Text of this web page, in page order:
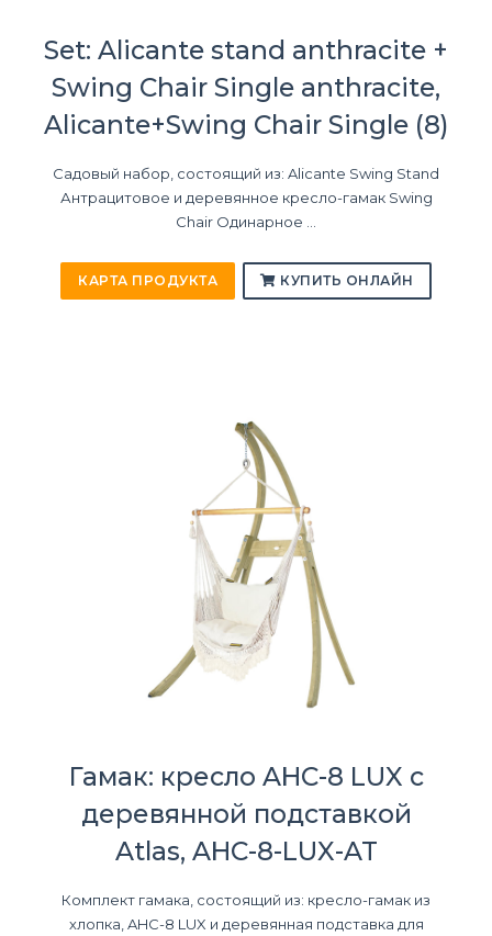
Set: Alicante stand anthracite +
Swing Chair Single anthracite,
Alicante+Swing Chair Single (8)
Садовый набор, состоящий из: Alicante Swing Stand
Антрацитовое и деревянное кресло-гамак Swing
Chair Одинарное ...
КАРТА ПРОДУКТА КУПИТЬ ОНЛАЙН
Гамак: кресло AHC-8 LUX с
деревянной подставкой
Atlas, AHC-8-LUX-AT
Комплект гамака, состоящий из: кресло-гамак из
хлопка, AHC-8 LUX и деревянная подставка для